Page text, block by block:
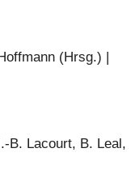
(Hrsg.) |
B. Lacourt, B. Leal,